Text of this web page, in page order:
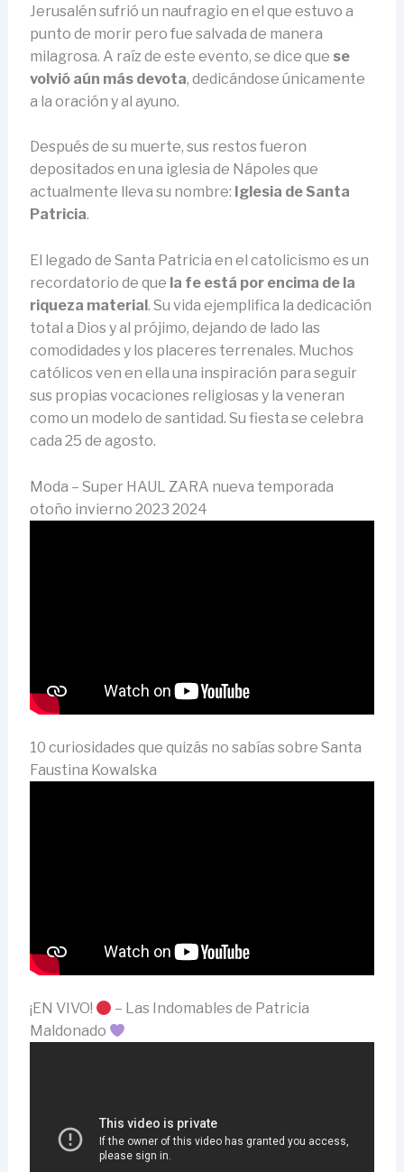
Jerusalén sufrió un naufragio en el que estuvo a
punto de morir pero fue salvada de manera
milagrosa. A raíz de este evento, se dice que se
volvió aún más devota, dedicándose únicamente
a la oración y al ayuno.
Después de su muerte, sus restos fueron
depositados en una iglesia de Nápoles que
actualmente lleva su nombre: Iglesia de Santa
Patricia.
El legado de Santa Patricia en el catolicismo es un
recordatorio de que la fe está por encima de la
riqueza material. Su vida ejemplifica la dedicación
total a Dios y al prójimo, dejando de lado las
comodidades y los placeres terrenales. Muchos
católicos ven en ella una inspiración para seguir
sus propias vocaciones religiosas y la veneran
como un modelo de santidad. Su fiesta se celebra
cada 25 de agosto.
Moda – Super HAUL ZARA nueva temporada
otoño invierno 2023 2024
10 curiosidades que quizás no sabías sobre Santa
Faustina Kowalska
¡EN VIVO!
– Las Indomables de Patricia
Maldonado